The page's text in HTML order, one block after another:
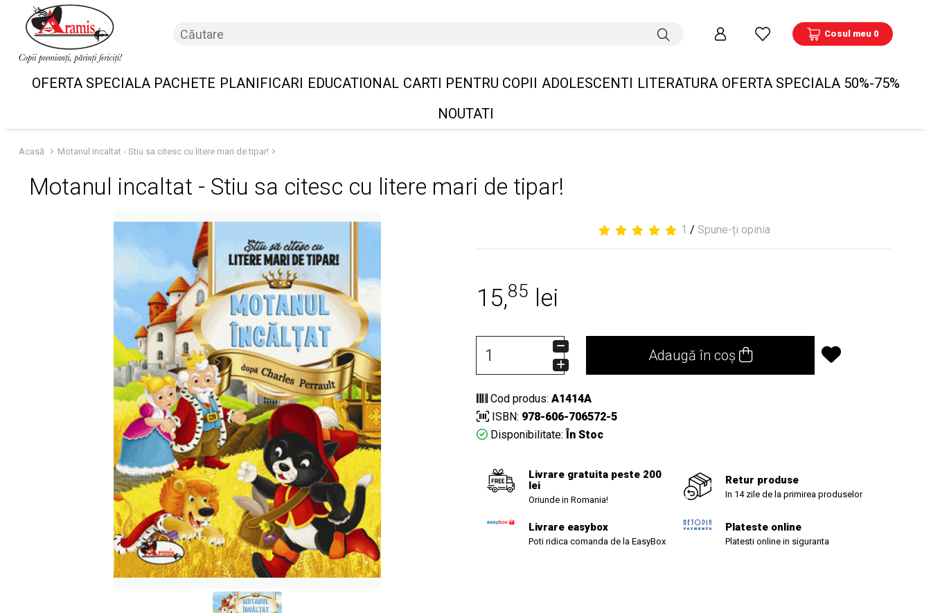
Cosul meu 0
OFERTA SPECIALA PACHETE PLANIFICARI EDUCATIONAL CARTI PENTRU COPII ADOLESCENTI LITERATURA OFERTA SPECIALA 50%-75%
NOUTATI
Acasă Motanul incaltat - Stiu sa citesc cu litere mari de tipar!
Motanul incaltat - Stiu sa citesc cu litere mari de tipar!
1 / Spune-ți opinia
15,85 lei
Adaugă în coș
Cod produs: A1414A
ISBN: 978-606-706572-5
Disponibilitate: În Stoc
Livrare gratuita peste 200
lei
Oriunde in Romania!
Retur produse
In 14 zile de la primirea produselor
Livrare easybox
Poti ridica comanda de la EasyBox
Plateste online
Platesti online in siguranta